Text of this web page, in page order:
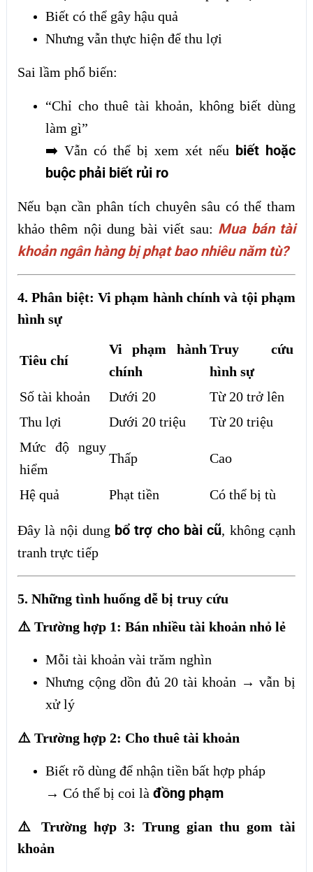
Biết có thể gây hậu quả
Nhưng vẫn thực hiện để thu lợi
Sai lầm phổ biến:
“Chỉ cho thuê tài khoản, không biết dùng
làm gì”
➡️ Vẫn có thể bị xem xét nếu biết hoặc
buộc phải biết rủi ro
Nếu bạn cần phân tích chuyên sâu có thể tham
khảo thêm nội dung bài viết sau: Mua bán tài
khoản ngân hàng bị phạt bao nhiêu năm tù?
4. Phân biệt: Vi phạm hành chính và tội phạm
hình sự
Tiêu chí
Vi phạm hành
chính
Truy cứu
hình sự
Số tài khoản
Dưới 20
Từ 20 trở lên
Thu lợi
Dưới 20 triệu
Từ 20 triệu
Mức độ nguy
hiểm
Thấp Cao
Hệ quả Phạt tiền Có thể bị tù
Đây là nội dung bổ trợ cho bài cũ, không cạnh
tranh trực tiếp
5. Những tình huống dễ bị truy cứu
⚠️ Trường hợp 1: Bán nhiều tài khoản nhỏ lẻ
Mỗi tài khoản vài trăm nghìn
Nhưng cộng dồn đủ 20 tài khoản → vẫn bị
xử lý
⚠️ Trường hợp 2: Cho thuê tài khoản
Biết rõ dùng để nhận tiền bất hợp pháp
→ Có thể bị coi là đồng phạm
⚠️ Trường hợp 3: Trung gian thu gom tài
khoản